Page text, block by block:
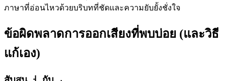
ภาษาที่อ่อนไหวด้วยบริบทที่ชัดและความยับยั้งชั่งใจ
ข้อผิดพลาดการออกเสียงที่พบบ่อย (และวิธี
แก้เอง)